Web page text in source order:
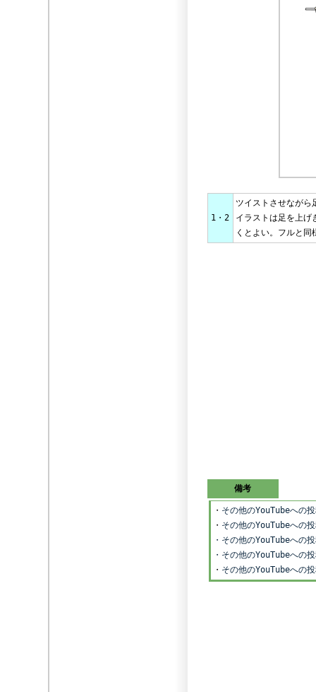
1・2
ツイストさせながら
イラストは足を上げ
くとよい。フルと
備考
・ その他のYouTubeへの
・ その他のYouTubeへの
・その他のYouTubeへの
・その他のYouTubeへの
・ その他のYouTubeへの